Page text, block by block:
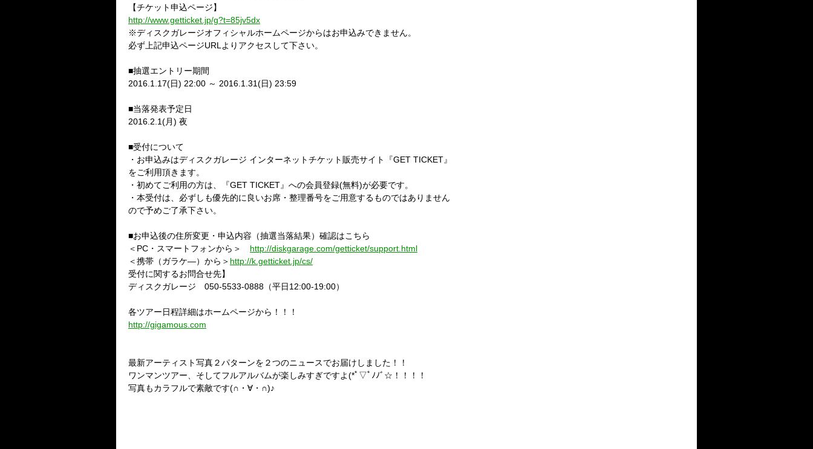
【チケット申込ページ】
http://www.getticket.jp/g?t=85jv5dx
※ディスクガレージオフィシャルホームページからはお申込みできません。
必ず上記申込ページURLよりアクセスして下さい。
■抽選エントリー期間
2016.1.17(日) 22:00 ～ 2016.1.31(日) 23:59
■当落発表予定日
2016.2.1(月) 夜
■受付について
・お申込みはディスクガレージ インターネットチケット販売サイト『GET TICKET』
をご利用頂きます。
・初めてご利用の方は、『GET TICKET』への会員登録(無料)が必要です。
・本受付は、必ずしも優先的に良いお席・整理番号をご用意するものではありません
ので予めご了承下さい。
■お申込後の住所変更・申込内容（抽選当落結果）確認はこちら
＜PC・スマートフォンから＞ http://diskgarage.com/getticket/support.html
＜携帯（ガラケ―）から＞ http://k.getticket.jp/cs/
受付に関するお問合せ先】
ディスクガレージ 050-5533-0888（平日12:00-19:00）
各ツアー日程詳細はホームページから！！！
http://gigamous.com
最新アーティスト写真２パターンを２つのニュースでお届けしました！！
ワンマンツアー、そしてフルアルバムが楽しみすぎですよ(*ﾟ▽ﾟﾉﾉﾞ☆！！！！
写真もカラフルで素敵です(∩・∀・∩)♪